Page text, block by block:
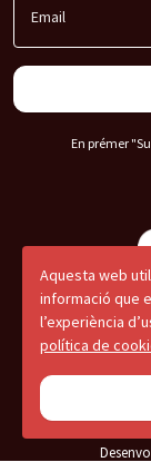
Aquesta web
informació que
l’experiència
política de
Email
En prémer